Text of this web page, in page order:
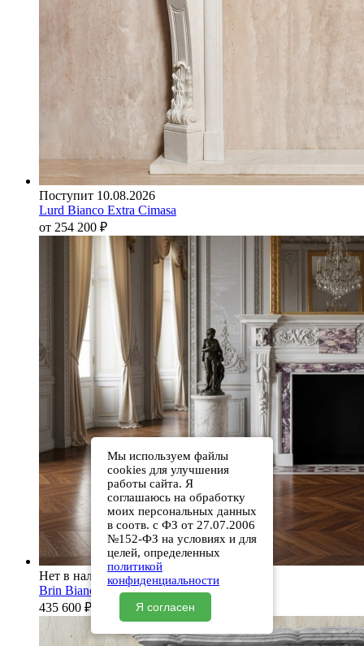
Поступит 10.08.2026
Lurd Bianco Extra Cimasa
от 254 200 ₽
Нет в наличии
Brin Bianco Extra
435 600 ₽
Мы используем файлы
cookies для улучшения
работы сайта. Я
соглашаюсь на обработку
моих персональных данных
в соотв. с ФЗ от 27.07.2006
№152-ФЗ на условиях и для
целей, определенных
политикой
конфиденциальности
Я согласен